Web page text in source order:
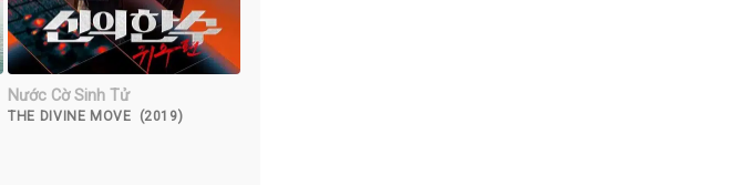
Nước Cờ Sinh Tử
THE DIVINE MOVE (2019)